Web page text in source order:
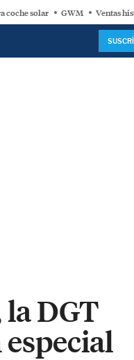
coche solar GWM Ventas
la DGT